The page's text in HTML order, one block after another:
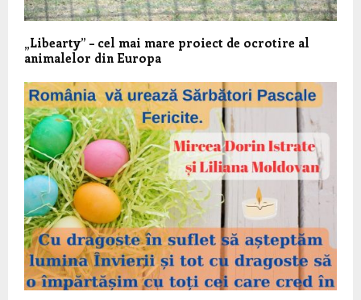
„Libearty” – cel mai mare proiect de ocrotire al
animalelor din Europa